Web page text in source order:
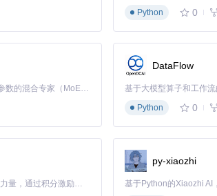
储：
Python
0
Kimi K3 是Kimi能力最强的模型：这是一个拥有 2.8 万亿参数的混合专家（MoE）模型，具备原生视觉理解能力，并支持 100 万 token 的上下文窗口。
DataFlow
基于大模型算子和工作
Python
0
「源启盛夏」暑期校园开发者成长计划旨在激活校园开源力量，通过积分激励、认证扶持、资源倾斜等形式，引导高校组织和开发者完成「入驻 — 建项目 — 做贡献 — 获认证 — 得资源」的完整闭环。无论你是想带领社团入驻平台的组织者，还是希望用代码贡献证明自己的开发者，都能在这里找到属于你的成长路径。
py-xiaozhi